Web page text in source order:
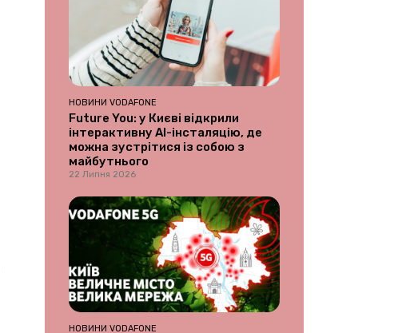
НОВИНИ VODAFONE
Future You: у Києві відкрили
інтерактивну AI-інсталяцію, де
можна зустрітися із собою з
майбутнього
22 Липня 2026
НОВИНИ VODAFONE